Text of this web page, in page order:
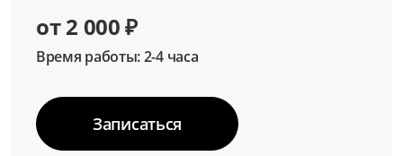
от 2 000 ₽
Время работы: 2-4 часа
Записаться